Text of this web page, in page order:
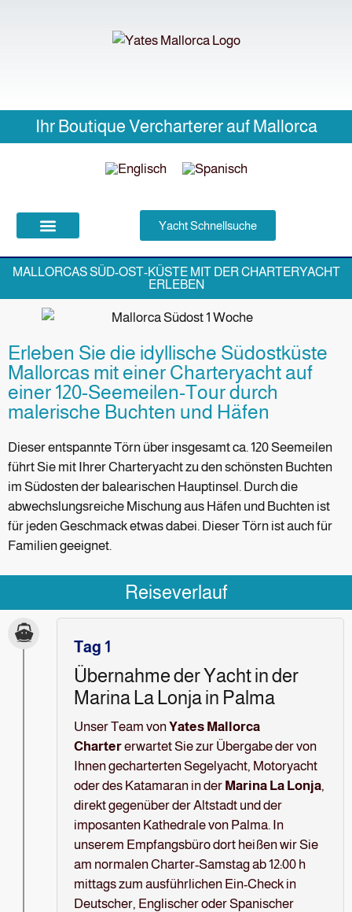
Ihr Boutique Vercharterer auf Mallorca
Yacht Schnellsuche
MALLORCAS SÜD-OST-KÜSTE MIT DER CHARTERYACHT
ERLEBEN
Erleben Sie die idyllische Südostküste
Mallorcas mit einer Charteryacht auf
einer 120-Seemeilen-Tour durch
malerische Buchten und Häfen
Dieser entspannte Törn über insgesamt ca. 120 Seemeilen
führt Sie mit Ihrer Charteryacht zu den schönsten Buchten
im Südosten der balearischen Hauptinsel. Durch die
abwechslungsreiche Mischung aus Häfen und Buchten ist
für jeden Geschmack etwas dabei. Dieser Törn ist auch für
Familien geeignet.
Reiseverlauf
Tag 1
Übernahme der Yacht in der
Marina La Lonja in Palma
Unser Team vonYates Mallorca
Chartererwartet Sie zur Übergabe der von
Ihnen gecharterten Segelyacht, Motoryacht
oder des Katamaran in der Marina La Lonja,
direkt gegenüber der Altstadt und der
imposanten Kathedrale von Palma. In
unserem Empfangsbüro dort heißen wir Sie
am normalen Charter-Samstag ab 12:00 h
mittags zum ausführlichen Ein-Check in
Deutscher, Englischer oder Spanischer
Ihr Skipper weiß alles
Meist sofort für Sie da